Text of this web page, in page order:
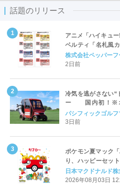
話題のリリース
アニメ「ハイキュ
ベルティ「名札風
対応についてのご案
株式会社ペッパーフ
2日前
冷気を逃がさない“
ー 国内初！※オ
Cart（エアコンカ
パシフィックゴル
3日前
ポケモン夏マック
り、ハッピーセッ
定登場
日本マクドナルド
2026年08月03日